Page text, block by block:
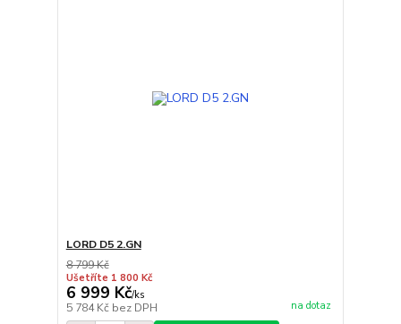
LORD D5 2.GN
8 799 Kč
Ušetříte 1 800 Kč
6 999 Kč/ks
5 784 Kč bez DPH na dotaz